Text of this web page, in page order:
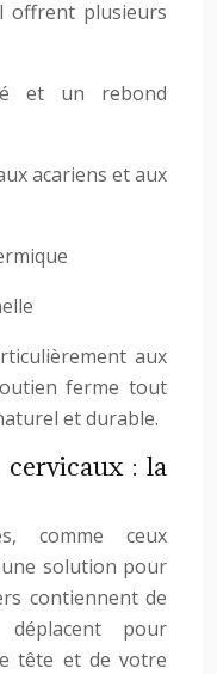
offrent plusieurs
et un rebond
acariens et aux
aux
ferme tout
et durable.
: la
comme ceux
solution pour
contiennent de
pour
tête et de votre